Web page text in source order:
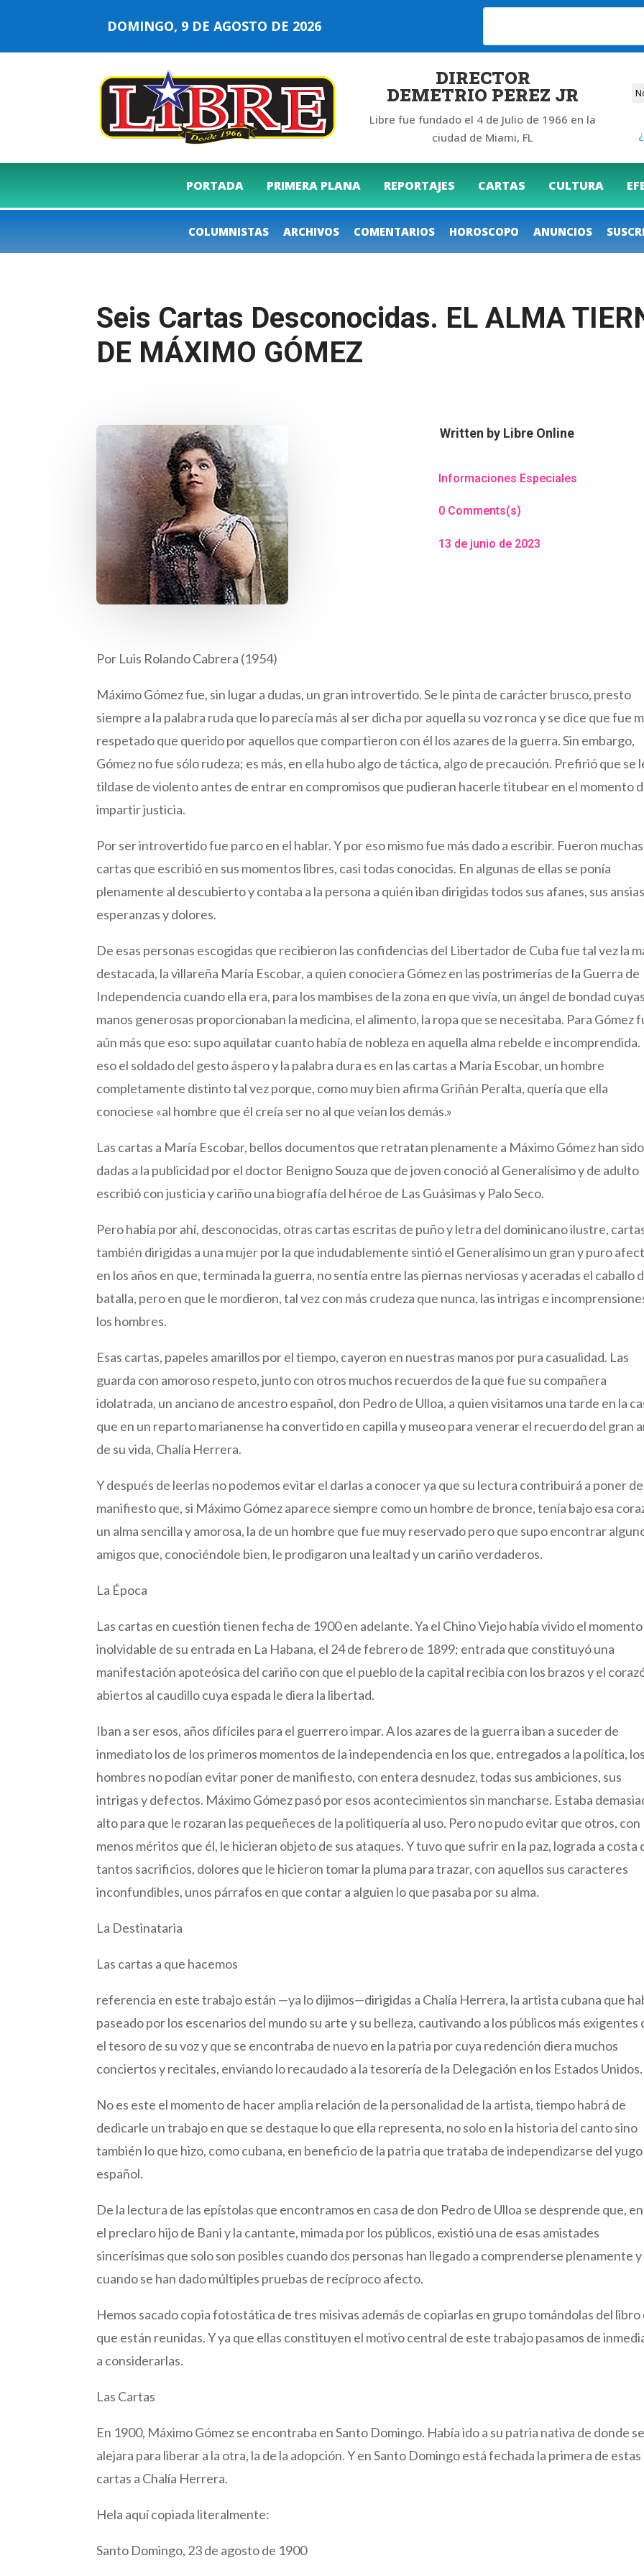
DOMINGO, 9 DE AGOSTO DE 2026
DIRECTOR
DEMETRIO PEREZ JR
Libre fue fundado el 4 de Julio de 1966 en la
ciudad de Miami, FL
PORTADA PRIMERA PLANA REPORTAJES CARTAS CULTURA
COLUMNISTAS ARCHIVOS COMENTARIOS HOROSCOPO ANUNCIOS
Seis Cartas Desconocidas. EL ALMA
DE MÁXIMO GÓMEZ
Written by Libre Online
Informaciones Especiales
0 Comments(s)
13 de junio de 2023
Por Luis Rolando Cabrera (1954)
Máximo Gómez fue, sin lugar a dudas, un gran introvertido. Se le pinta de carácter brusco, presto
siempre a la palabra ruda que lo parecía más al ser dicha por aquella su voz ronca y se dice que fue
respetado que querido por aquellos que compartieron con él los azares de la guerra. Sin embargo,
Gómez no fue sólo rudeza; es más, en ella hubo algo de táctica, algo de precaución. Prefirió que se
tildase de violento antes de entrar en compromisos que pudieran hacerle titubear en el momento
impartir justicia.
Por ser introvertido fue parco en el hablar. Y por eso mismo fue más dado a escribir. Fueron muchas
cartas que escribió en sus momentos libres, casi todas conocidas. En algunas de ellas se ponía
plenamente al descubierto y contaba a la persona a quién iban dirigidas todos sus afanes, sus
esperanzas y dolores.
De esas personas escogidas que recibieron las confidencias del Libertador de Cuba fue tal vez la
destacada, la villareña María Escobar, a quien conociera Gómez en las postrimerías de la Guerra de
Independencia cuando ella era, para los mambises de la zona en que vivía, un ángel de bondad cuyas
manos generosas proporcionaban la medicina, el alimento, la ropa que se necesitaba. Para Gómez
aún más que eso: supo aquilatar cuanto había de nobleza en aquella alma rebelde e incomprendida.
eso el soldado del gesto áspero y la palabra dura es en las cartas a María Escobar, un hombre
completamente distinto tal vez porque, como muy bien afirma Griñán Peralta, quería que ella
conociese «al hombre que él creía ser no al que veían los demás.»
Las cartas a María Escobar, bellos documentos que retratan plenamente a Máximo Gómez han sido
dadas a la publicidad por el doctor Benigno Souza que de joven conoció al Generalísimo y de adulto
escribió con justicia y cariño una biografía del héroe de Las Guásimas y Palo Seco.
Pero había por ahí, desconocidas, otras cartas escritas de puño y letra del dominicano ilustre,
también dirigidas a una mujer por la que indudablemente sintió el Generalísimo un gran y puro
en los años en que, terminada la guerra, no sentía entre las piernas nerviosas y aceradas el caballo
batalla, pero en que le mordieron, tal vez con más crudeza que nunca, las intrigas e
los hombres.
Esas cartas, papeles amarillos por el tiempo, cayeron en nuestras manos por pura casualidad. Las
guarda con amoroso respeto, junto con otros muchos recuerdos de la que fue su compañera
idolatrada, un anciano de ancestro español, don Pedro de Ulloa, a quien visitamos una tarde en la
que en un reparto marianense ha convertido en capilla y museo para venerar el recuerdo del gran
de su vida, Chalía Herrera.
Y después de leerlas no podemos evitar el darlas a conocer ya que su lectura contribuirá a poner de
manifiesto que, si Máximo Gómez aparece siempre como un hombre de bronce, tenía bajo esa
un alma sencilla y amorosa, la de un hombre que fue muy reservado pero que supo encontrar
amigos que, conociéndole bien, le prodigaron una lealtad y un cariño verdaderos.
La Época
Las cartas en cuestión tienen fecha de 1900 en adelante. Ya el Chino Viejo había vivido el momento
inolvidable de su entrada en La Habana, el 24 de febrero de 1899; entrada que constituyó una
manifestación apoteósica del cariño con que el pueblo de la capital recibía con los brazos y el
abiertos al caudillo cuya espada le diera la libertad.
Iban a ser esos, años difíciles para el guerrero impar. A los azares de la guerra iban a suceder de
inmediato los de los primeros momentos de la independencia en los que, entregados a la política, los
hombres no podían evitar poner de manifiesto, con entera desnudez, todas sus ambiciones, sus
intrigas y defectos. Máximo Gómez pasó por esos acontecimientos sin mancharse. Estaba
alto para que le rozaran las pequeñeces de la politiquería al uso. Pero no pudo evitar que otros, con
menos méritos que él, le hicieran objeto de sus ataques. Y tuvo que sufrir en la paz, lograda a costa
tantos sacrificios, dolores que le hicieron tomar la pluma para trazar, con aquellos sus caracteres
inconfundibles, unos párrafos en que contar a alguien lo que pasaba por su alma.
La Destinataria
Las cartas a que hacemos
referencia en este trabajo están —ya lo dijimos—dirigidas a Chalía Herrera, la artista cubana que
paseado por los escenarios del mundo su arte y su belleza, cautivando a los públicos más exigentes
el tesoro de su voz y que se encontraba de nuevo en la patria por cuya redención diera muchos
conciertos y recitales, enviando lo recaudado a la tesorería de la Delegación en los Estados Unidos.
No es este el momento de hacer amplia relación de la personalidad de la artista, tiempo habrá de
dedicarle un trabajo en que se destaque lo que ella representa, no solo en la historia del canto sino
también lo que hizo, como cubana, en beneficio de la patria que trataba de independizarse del yugo
español.
De la lectura de las epístolas que encontramos en casa de don Pedro de Ulloa se desprende que,
el preclaro hijo de Bani y la cantante, mimada por los públicos, existió una de esas amistades
sincerísimas que solo son posibles cuando dos personas han llegado a comprenderse plenamente y
cuando se han dado múltiples pruebas de recíproco afecto.
Hemos sacado copia fotostática de tres misivas además de copiarlas en grupo tomándolas del libro
que están reunidas. Y ya que ellas constituyen el motivo central de este trabajo pasamos de
a considerarlas.
Las Cartas
En 1900, Máximo Gómez se encontraba en Santo Domingo. Había ido a su patria nativa de donde se
alejara para liberar a la otra, la de la adopción. Y en Santo Domingo está fechada la primera de estas
cartas a Chalía Herrera.
Hela aquí copiada literalmente:
Santo Domingo, 23 de agosto de 1900